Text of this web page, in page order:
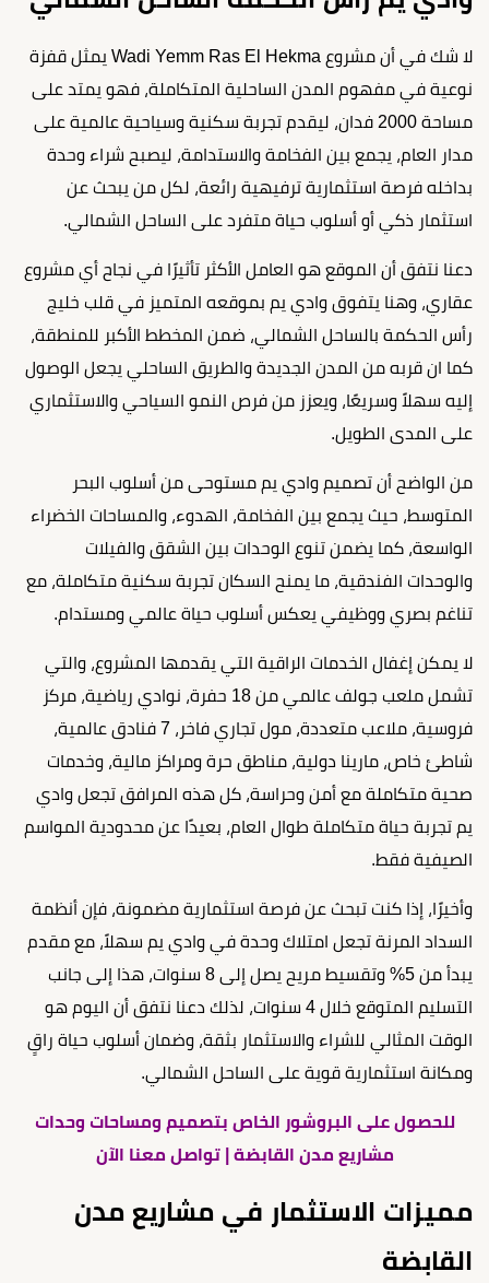
لا شك في أن مشروع Wadi Yemm Ras El Hekma يمثل قفزة
نوعية في مفهوم المدن الساحلية المتكاملة، فهو يمتد على
مساحة 2000 فدان، ليقدم تجربة سكنية وسياحية عالمية على
مدار العام، يجمع بين الفخامة والاستدامة، ليصبح شراء وحدة
بداخله فرصة استثمارية ترفيهية رائعة، لكل من يبحث عن
استثمار ذكي أو أسلوب حياة متفرد على الساحل الشمالي.
دعنا نتفق أن الموقع هو العامل الأكثر تأثيرًا في نجاح أي مشروع
عقاري، وهنا يتفوق وادي يم بموقعه المتميز في قلب خليج
رأس الحكمة بالساحل الشمالي، ضمن المخطط الأكبر للمنطقة،
كما ان قربه من المدن الجديدة والطريق الساحلي يجعل الوصول
إليه سهلاً وسريعًا، ويعزز من فرص النمو السياحي والاستثماري
على المدى الطويل.
من الواضح أن تصميم وادي يم مستوحى من أسلوب البحر
المتوسط، حيث يجمع بين الفخامة، الهدوء، والمساحات الخضراء
الواسعة، كما يضمن تنوع الوحدات بين الشقق والفيلات
والوحدات الفندقية، ما يمنح السكان تجربة سكنية متكاملة، مع
تناغم بصري ووظيفي يعكس أسلوب حياة عالمي ومستدام.
لا يمكن إغفال الخدمات الراقية التي يقدمها المشروع، والتي
تشمل ملعب جولف عالمي من 18 حفرة، نوادي رياضية، مركز
فروسية، ملاعب متعددة، مول تجاري فاخر، 7 فنادق عالمية،
شاطئ خاص، مارينا دولية، مناطق حرة ومراكز مالية، وخدمات
صحية متكاملة مع أمن وحراسة، كل هذه المرافق تجعل وادي
يم تجربة حياة متكاملة طوال العام، بعيدًا عن محدودية المواسم
الصيفية فقط.
وأخيرًا، إذا كنت تبحث عن فرصة استثمارية مضمونة، فإن أنظمة
السداد المرنة تجعل امتلاك وحدة في وادي يم سهلاً، مع مقدم
يبدأ من 5% وتقسيط مريح يصل إلى 8 سنوات، هذا إلى جانب
التسليم المتوقع خلال 4 سنوات، لذلك دعنا نتفق أن اليوم هو
الوقت المثالي للشراء والاستثمار بثقة، وضمان أسلوب حياة راقٍ
ومكانة استثمارية قوية على الساحل الشمالي.
للحصول على البروشور الخاص بتصميم ومساحات وحدات
مشاريع مدن القابضة | تواصل معنا الآن
مميزات الاستثمار في مشاريع مدن
القابضة